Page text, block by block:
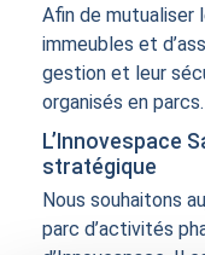
Afin de
immeubles et
gestion et leur
organisés en parcs.
L’Innovespace
stratégique
Nous souhaitons
parc d’activités